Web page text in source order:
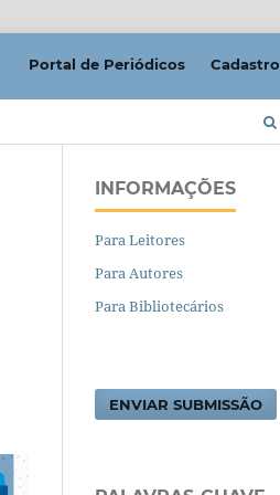
Portal de Periódicos Cadastro
INFORMAÇÕES
Para Leitores
Para Autores
Para Bibliotecários
ENVIAR SUBMISSÃO